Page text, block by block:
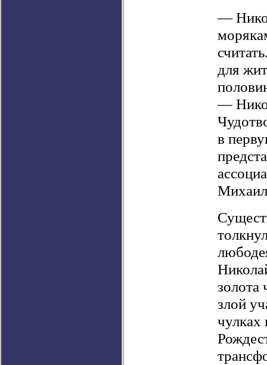
—
для
—
в
золота
злой
чулках